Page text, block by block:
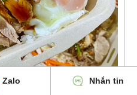
Zalo Nhắn tin